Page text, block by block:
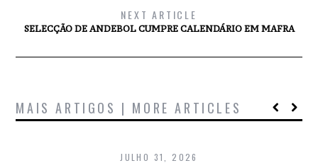
NEXT ARTICLE
SELECÇÃO DE ANDEBOL CUMPRE CALENDÁRIO EM MAFRA
MAIS ARTIGOS | MORE ARTICLES
JULHO 31, 2026